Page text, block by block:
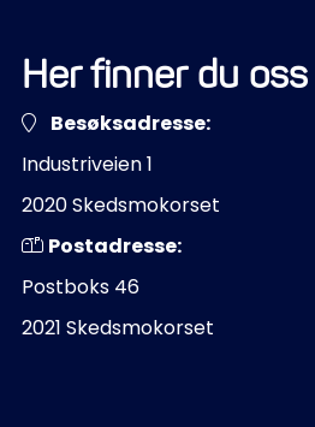
Her finner du oss
Besøksadresse:
Industriveien 1
2020 Skedsmokorset
Postadresse:
Postboks 46
2021 Skedsmokorset